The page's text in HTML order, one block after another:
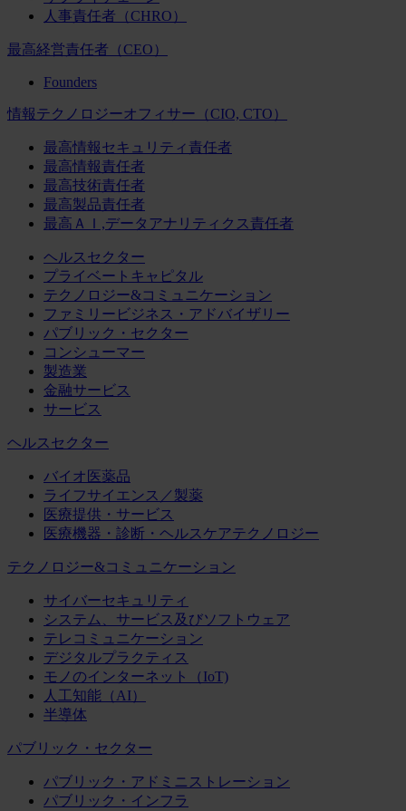
人事責任者（CHRO）
最高経営責任者（CEO）
Founders
情報テクノロジーオフィサー（CIO, CTO）
最高情報セキュリティ責任者
最高情報責任者
最高技術責任者
最高製品責任者
最高ＡＩ,データアナリティクス責任者
ヘルスセクター
プライベートキャピタル
テクノロジー&コミュニケーション
ファミリービジネス・アドバイザリー
パブリック・セクター
コンシューマー
製造業
金融サービス
サービス
ヘルスセクター
バイオ医薬品
ライフサイエンス／製薬
医療提供・サービス
医療機器・診断・ヘルスケアテクノロジー
テクノロジー&コミュニケーション
サイバーセキュリティ
システム、サービス及びソフトウェア
テレコミュニケーション
デジタルプラクティス
モノのインターネット（IoT)
人工知能（AI）
半導体
パブリック・セクター
パブリック・アドミニストレーション
パブリック・インフラ